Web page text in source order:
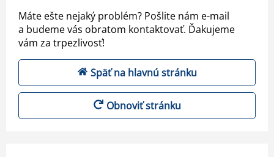
Máte ešte nejaký problém? Pošlite nám e-mail
a budeme vás obratom kontaktovať. Ďakujeme
vám za trpezlivosť!
Späť na hlavnú stránku
Obnoviť stránku